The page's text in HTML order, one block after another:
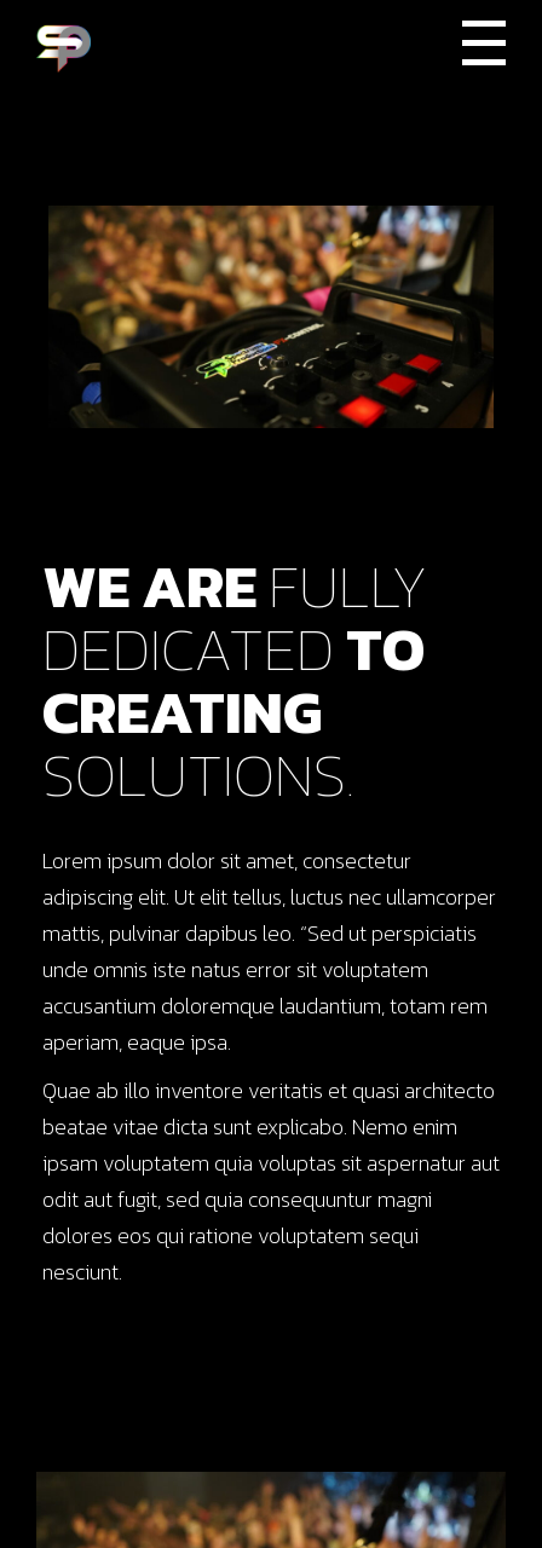
WE AREFULLY
DEDICATEDTO
CREATING
SOLUTIONS.
Lorem ipsum dolor sit amet, consectetur
adipiscing elit. Ut elit tellus, luctus nec ullamcorper
mattis, pulvinar dapibus leo. “Sed ut perspiciatis
unde omnis iste natus error sit voluptatem
accusantium doloremque laudantium, totam rem
aperiam, eaque ipsa.
Quae ab illo inventore veritatis et quasi architecto
beatae vitae dicta sunt explicabo. Nemo enim
ipsam voluptatem quia voluptas sit aspernatur aut
odit aut fugit, sed quia consequuntur magni
dolores eos qui ratione voluptatem sequi
nesciunt.